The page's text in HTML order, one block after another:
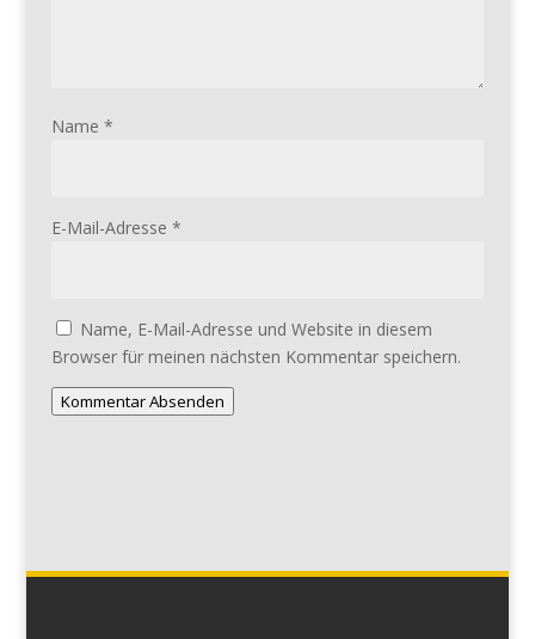
Name *
E-Mail-Adresse *
Name, E-Mail-Adresse und Website in diesem
Browser für meinen nächsten Kommentar speichern.
Kommentar Absenden